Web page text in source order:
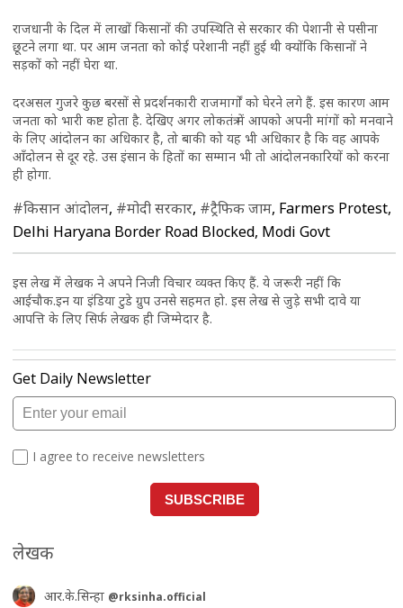
राजधानी के दिल में लाखों किसानों की उपस्थिति से सरकार की पेशानी से पसीना
छूटने लगा था. पर आम जनता को कोई परेशानी नहीं हुई थी क्योंकि किसानों ने
सड़कों को नहीं घेरा था.
दरअसल गुजरे कुछ बरसों से प्रदर्शनकारी राजमार्गों को घेरने लगे हैं. इस कारण आम
जनता को भारी कष्ट होता है. देखिए अगर लोकतंत्र में आपको अपनी मांगों को मनवाने
के लिए आंदोलन का अधिकार है, तो बाकी को यह भी अधिकार है कि वह आपके
आँदोलन से दूर रहे. उस इंसान के हितों का सम्मान भी तो आंदोलनकारियों को करना
ही होगा.
#किसान आंदोलन, #मोदी सरकार, #ट्रैफिक जाम, Farmers Protest,
Delhi Haryana Border Road Blocked, Modi Govt
इस लेख में लेखक ने अपने निजी विचार व्यक्त किए हैं. ये जरूरी नहीं कि
आईचौक.इन या इंडिया टुडे ग्रुप उनसे सहमत हो. इस लेख से जुड़े सभी दावे या
आपत्ति के लिए सिर्फ लेखक ही जिम्मेदार है.
लेखक
आर.के.सिन्हा @rksinha.official